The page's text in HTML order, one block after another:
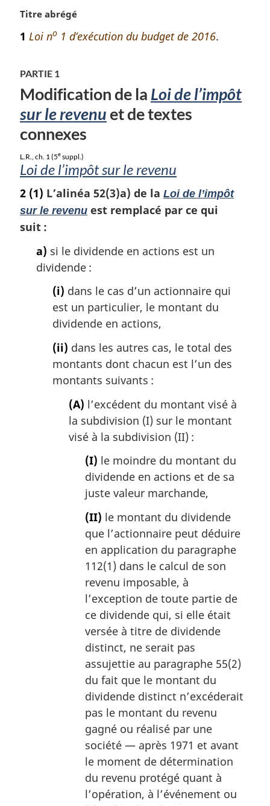
N
t
a
r
i
n
l
e
:
Titre abrégé
1 Loi no 1 d’exécution du budget de 2016.
PARTIE 1
Modification de la Loi de l’impôt
sur le revenuet de textes
connexes
L.R., ch. 1 (5esuppl.)
Loi de l’impôt sur le revenu
2 (1) L’alinéa 52(3)a) de la Loi de l’impôt
sur le revenu est remplacé par ce qui
suit :
a) si le dividende en actions est un
dividende :
(i) dans le cas d’un actionnaire qui
est un particulier, le montant du
dividende en actions,
(ii) dans les autres cas, le total des
montants dont chacun est l’un des
montants suivants :
(A) l’excédent du montant visé à
la subdivision (I) sur le montant
visé à la subdivision (II) :
(I) le moindre du montant du
dividende en actions et de sa
juste valeur marchande,
(II) le montant du dividende
que l’actionnaire peut déduire
en application du paragraphe
112(1) dans le calcul de son
revenu imposable, à
l’exception de toute partie de
ce dividende qui, si elle était
versée à titre de dividende
distinct, ne serait pas
assujettie au paragraphe 55(2)
du fait que le montant du
dividende distinct n’excéderait
pas le montant du revenu
gagné ou réalisé par une
société — après 1971 et avant
le moment de détermination
du revenu protégé quant à
l’opération, à l’événement ou